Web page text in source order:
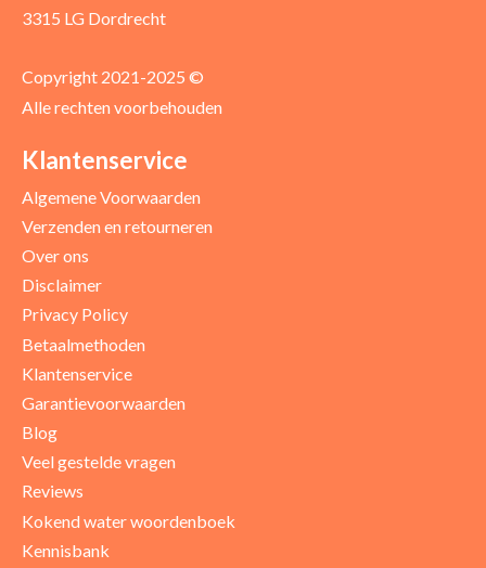
Uw beoordeling
3315 LG Dordrecht
Copyright 2021-2025 ©
Alle rechten voorbehouden
Klantenservice
Algemene Voorwaarden
Verzenden en retourneren
Over ons
Disclaimer
Privacy Policy
Betaalmethoden
Klantenservice
Garantievoorwaarden
Blog
Veel gestelde vragen
Reviews
Kokend water woordenboek
Kennisbank